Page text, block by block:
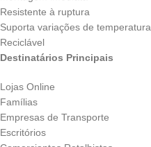
Resistente à ruptura
Suporta variações de temperatura
Reciclável
Destinatários Principais
Lojas Online
Famílias
Empresas de Transporte
Escritórios